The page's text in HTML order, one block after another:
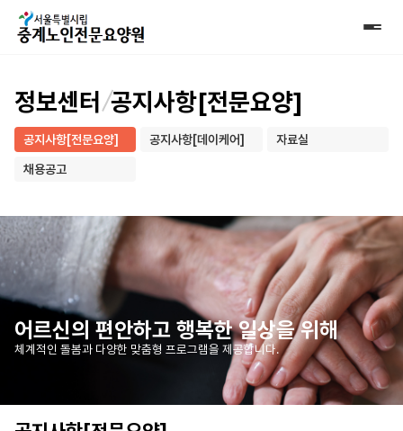
정보센터 공지사항[전문요양]
공지사항[전문요양] 공지사항[데이케어] 자료실
채용공고
어르신의 편안하고 행복한 일상을 위해
체계적인 돌봄과 다양한 맞춤형 프로그램을 제공합니다.